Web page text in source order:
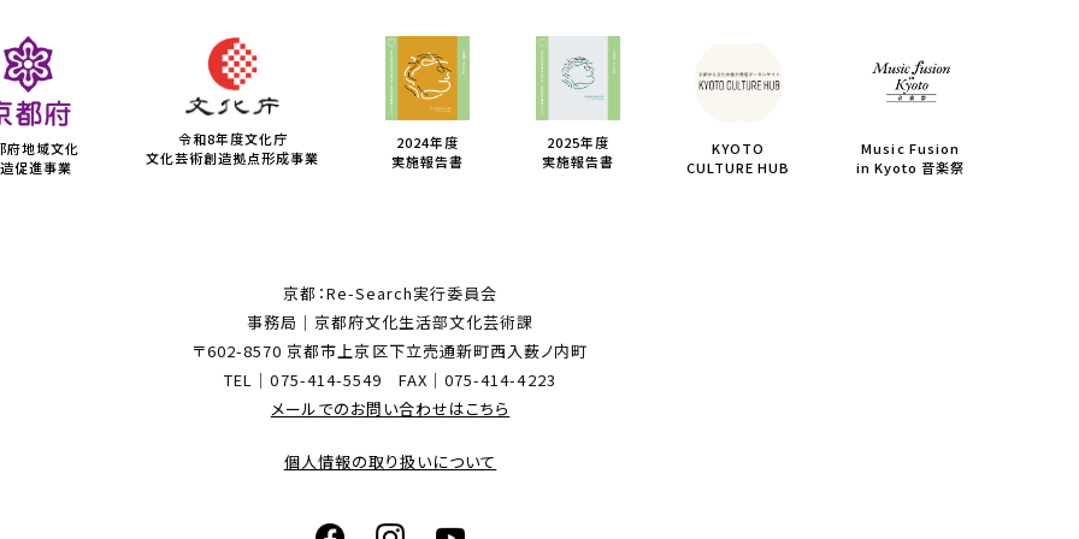
府地域文化
促進事業
令和8年度文化庁
文化芸術創造拠点形成事業
2024年度
実施報告書
2025年度
実施報告書
KYOTO
CULTURE HUB
Music Fusion
in Kyoto 音楽祭
京都：Re-Search実行委員会
事務局｜京都府文化生活部文化芸術課
〒602-8570 京都市上京区下立売通新町西入薮ノ内町
TEL｜075-414-5549 FAX｜075-414-4223
メールでのお問い合わせはこちら
個人情報の取り扱いについて